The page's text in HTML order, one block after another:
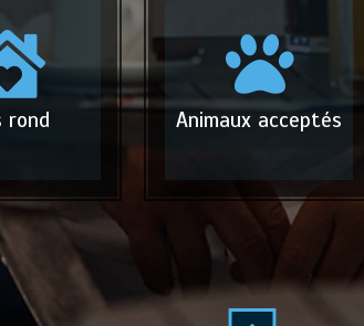
rond Animaux acceptés